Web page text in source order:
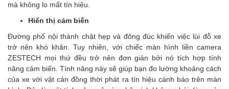
mà không lo mất tín hiệu.
Hiển thị cảm biến
Đường phố nội thành chật hẹp và đông đúc khiến việc lùi đỗ xe
trở nên khó khăn. Tuy nhiên, với chiếc màn hình liền camera
ZESTECH mọi thứ đều trở nên đơn giản bởi nó tích hợp tính
năng cảm biến. Tính năng này sẽ giúp bạn đo lường khoảng cách
của xe với vật cản đồng thời phát ra tín hiệu cánh báo trên màn